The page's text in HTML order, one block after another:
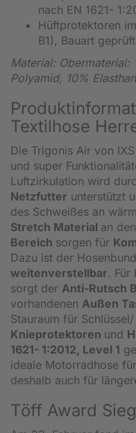
nach EN 1621-
Hüftprotektoren
B1), Bauart
Material: Obermaterial:
Polyamid, 10%
Textilhose
Die Trigonis Air von
und super
Luftzirkulation wird
Netzfutter unterstützt
des Schweißes an
Stretch Material an
Bereich sorgen für
Dazu ist der
weitenverstellbar. Für
sorgt der Anti-Rutsch
vorhandenen Außen
Stauraum für
Knieprotektoren und
1621- 1:2012, Level 1
ideale Motorradhose
deshalb auch für
Töff Award